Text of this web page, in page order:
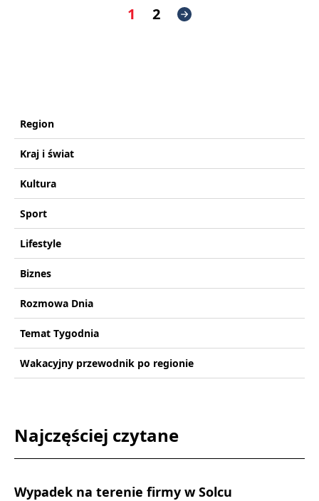
1 2
Region
Kraj i świat
Kultura
Sport
Lifestyle
Biznes
Rozmowa Dnia
Temat Tygodnia
Wakacyjny przewodnik po regionie
Najczęściej czytane
Wypadek na terenie firmy w Solcu